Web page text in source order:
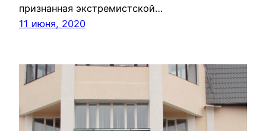
признанная экстремистской…
11 июня, 2020